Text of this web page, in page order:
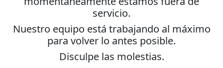
servicio.
Nuestro equipo está trabajando al máximo
para volver lo antes posible.
Disculpe las molestias.